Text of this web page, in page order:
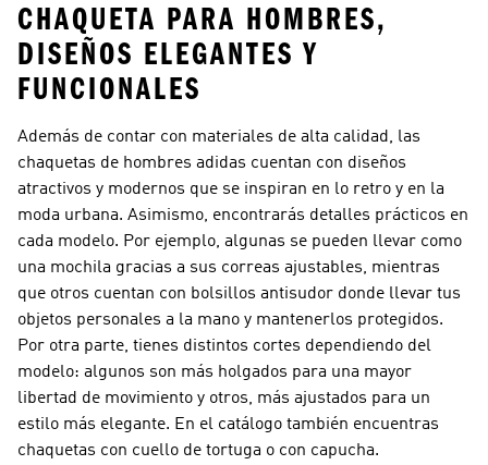
CHAQUETA PARA HOMBRES,
DISEÑOS ELEGANTES Y
FUNCIONALES
Además de contar con materiales de alta calidad, las
chaquetas de hombres adidas cuentan con diseños
atractivos y modernos que se inspiran en lo retro y en la
moda urbana. Asimismo, encontrarás detalles prácticos en
cada modelo. Por ejemplo, algunas se pueden llevar como
una mochila gracias a sus correas ajustables, mientras
que otros cuentan con bolsillos antisudor donde llevar tus
objetos personales a la mano y mantenerlos protegidos.
Por otra parte, tienes distintos cortes dependiendo del
modelo: algunos son más holgados para una mayor
libertad de movimiento y otros, más ajustados para un
estilo más elegante. En el catálogo también encuentras
chaquetas con cuello de tortuga o con capucha.